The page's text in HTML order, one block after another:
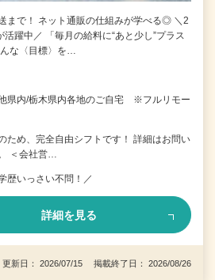
まで！ ネット通販の仕組みが学べる◎ ＼2
躍中／ 「毎月の給料に“あと少し”プラス
な〈目標〉を…
県内/栃木県内各地のご自宅 ※フルリモー
ため、完全自由シフトです！ 詳細はお問い
＜会社営…
歴いっさい不問！／
詳細を見る
更新日： 2026/07/15 掲載終了日： 2026/08/26